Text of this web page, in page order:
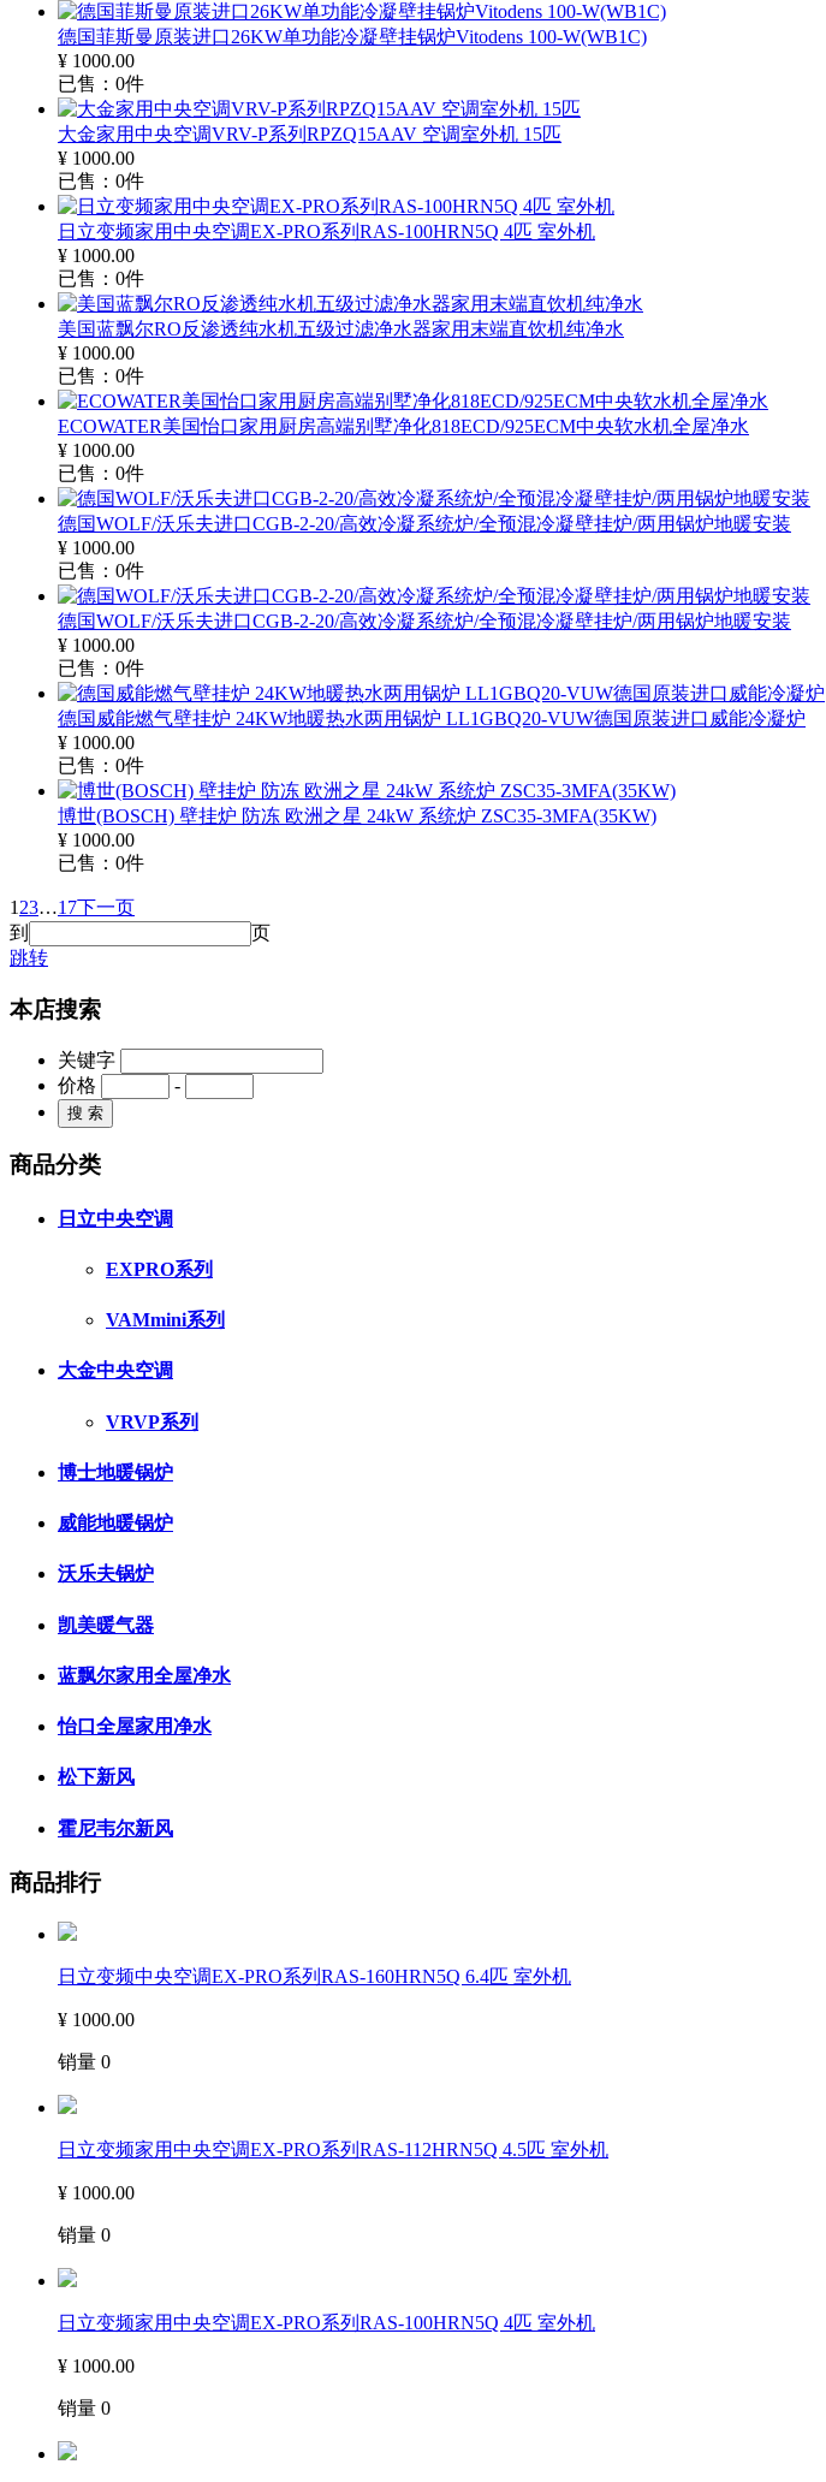
德国菲斯曼原装进口26KW单功能冷凝壁挂锅炉Vitodens 100-W(WB1C)
¥ 1000.00
已售： 0件
大金家用中央空调VRV-P系列RPZQ15AAV 空调室外机 15匹
¥ 1000.00
已售： 0件
日立变频家用中央空调EX-PRO系列RAS-100HRN5Q 4匹 室外机
¥ 1000.00
已售： 0件
美国蓝飘尔RO反渗透纯水机五级过滤净水器家用末端直饮机纯净水
¥ 1000.00
已售： 0件
ECOWATER美国怡口家用厨房高端别墅净化818ECD/925ECM中央软水机全屋净水
¥ 1000.00
已售： 0件
德国WOLF/沃乐夫进口CGB-2-20/高效冷凝系统炉/全预混冷凝壁挂炉/两用锅炉地暖安装
¥ 1000.00
已售： 0件
德国WOLF/沃乐夫进口CGB-2-20/高效冷凝系统炉/全预混冷凝壁挂炉/两用锅炉地暖安装
¥ 1000.00
已售： 0件
德国威能燃气壁挂炉 24KW地暖热水两用锅炉 LL1GBQ20-VUW德国原装进口威能冷凝炉
¥ 1000.00
已售： 0件
博世(BOSCH) 壁挂炉 防冻 欧洲之星 24kW 系统炉 ZSC35-3MFA(35KW)
¥ 1000.00
已售： 0件
1 23…17下一页
到
页
跳转
本店搜索
关键字
价格
-
商品分类
日立中央空调
EXPRO系列
VAMmini系列
大金中央空调
VRVP系列
博士地暖锅炉
威能地暖锅炉
沃乐夫锅炉
凯美暖气器
蓝飘尔家用全屋净水
怡口全屋家用净水
松下新风
霍尼韦尔新风
商品排行
日立变频中央空调EX-PRO系列RAS-160HRN5Q 6.4匹 室外机
¥ 1000.00
销量 0
日立变频家用中央空调EX-PRO系列RAS-112HRN5Q 4.5匹 室外机
¥ 1000.00
销量 0
日立变频家用中央空调EX-PRO系列RAS-100HRN5Q 4匹 室外机
¥ 1000.00
销量 0